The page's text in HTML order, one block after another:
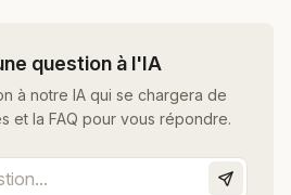
question à l'IA
à notre IA qui se chargera de
et la FAQ pour vous répondre.